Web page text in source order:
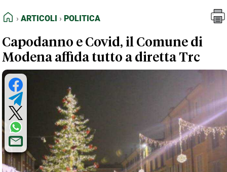
FEED RSS
NORMATIVE DEONTOLOGICHE
TERMINI e CONDIZIONI
HOME
ARTICOLI POLITICA
Capodanno e Covid, il Comune di
Modena affida tutto a diretta Trc